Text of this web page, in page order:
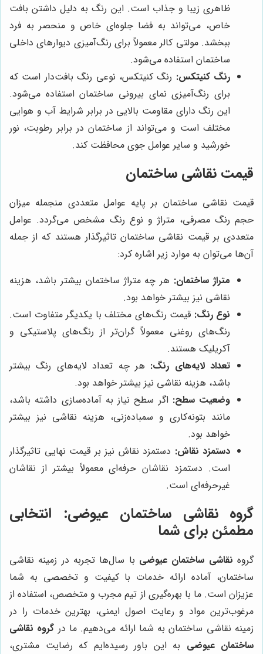
ظاهری زیبا و جذاب است. این رنگ به دلیل داشتن بافت
خاص، می‌تواند به فضا جلوه‌ای خاص و منحصر به فرد
ببخشد. مولتی کالر معمولاً برای رنگ‌آمیزی دیوارهای داخلی
ساختمان استفاده می‌شود.
رنگ کنیتکس: رنگ کنیتکس، نوعی رنگ بافت‌دار است که
برای رنگ‌آمیزی نمای بیرونی ساختمان استفاده می‌شود.
این رنگ دارای مقاومت بالایی در برابر شرایط آب و هوایی
مختلف است و می‌تواند از ساختمان در برابر رطوبت، نور
خورشید و سایر عوامل جوی محافظت کند.
قیمت نقاشی ساختمان
قیمت نقاشی ساختمان بر پایه عوامل متعددی منجمله میزان
حجم رنگ مصرفی، متراژ و نوع رنگ مشخص می‌گردد. عوامل
متعددی بر قیمت نقاشی ساختمان تاثیرگذار هستند که از جمله
آن‌ها می‌توان به موارد زیر اشاره کرد:
متراژ ساختمان: هر چه متراژ ساختمان بیشتر باشد، هزینه
نقاشی نیز بیشتر خواهد بود.
نوع رنگ: قیمت رنگ‌های مختلف با یکدیگر متفاوت است.
رنگ‌های روغنی معمولاً گران‌تر از رنگ‌های پلاستیکی و
آکریلیک هستند.
تعداد لایه‌های رنگ: هر چه تعداد لایه‌های رنگ بیشتر
باشد، هزینه نقاشی نیز بیشتر خواهد بود.
وضعیت سطح: اگر سطح نیاز به آماده‌سازی داشته باشد،
مانند بتونه‌کاری و سمباده‌زنی، هزینه نقاشی نیز بیشتر
خواهد بود.
دستمزد نقاش: دستمزد نقاش نیز بر قیمت نهایی تاثیرگذار
است. دستمزد نقاشان حرفه‌ای معمولاً بیشتر از نقاشان
غیرحرفه‌ای است.
گروه نقاشی ساختمان عیوضی: انتخابی
مطمئن برای شما
گروه نقاشی ساختمان عیوضی با سال‌ها تجربه در زمینه نقاشی
ساختمان، آماده ارائه خدمات با کیفیت و تخصصی به شما
عزیزان است. ما با بهره‌گیری از تیم مجرب و متخصص، استفاده از
مرغوب‌ترین مواد و رعایت اصول ایمنی، بهترین خدمات را در
زمینه نقاشی ساختمان به شما ارائه می‌دهیم. ما در گروه نقاشی
ساختمان عیوضی به این باور رسیده‌ایم که رضایت مشتری،